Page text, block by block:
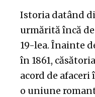
Istoria datând
urmărită încă
19-lea. Înainte
în 1861,
acord de
o uniune